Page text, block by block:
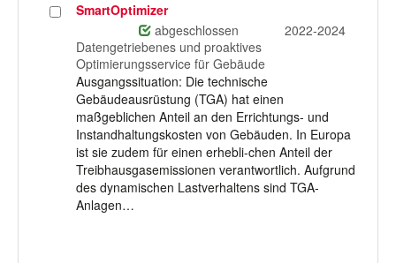
ProjektSmartOptimizer
abgeschlossen
2022-2024
Datengetriebenes und proaktives
Optimierungsservice für Gebäude
Ausgangssituation: Die technische
Gebäudeausrüstung (TGA) hat einen
maßgeblichen Anteil an den Errichtungs- und
Instandhaltungskosten von Gebäuden. In Europa
ist sie zudem für einen erhebli-chen Anteil der
Treibhausgasemissionen verantwortlich. Aufgrund
des dynamischen Lastverhaltens sind TGA-
Anlagen…